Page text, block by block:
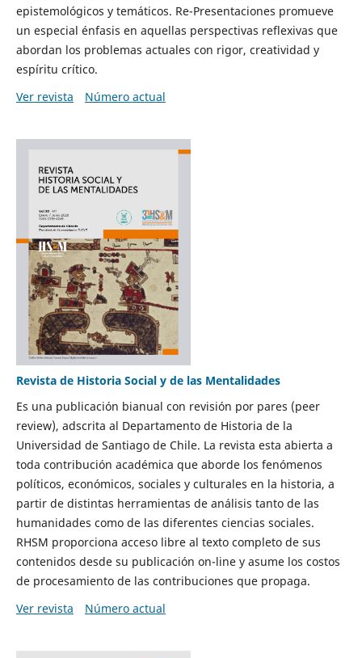
epistemológicos y temáticos. Re-Presentaciones promueve
un especial énfasis en aquellas perspectivas reflexivas que
abordan los problemas actuales con rigor, creatividad y
espíritu crítico.
Ver revista
Número actual
Revista de Historia Social y de las Mentalidades
Es una publicación bianual con revisión por pares (peer
review), adscrita al Departamento de Historia de la
Universidad de Santiago de Chile. La revista esta abierta a
toda contribución académica que aborde los fenómenos
políticos, económicos, sociales y culturales en la historia, a
partir de distintas herramientas de análisis tanto de las
humanidades como de las diferentes ciencias sociales.
RHSM proporciona acceso libre al texto completo de sus
contenidos desde su publicación on-line y asume los costos
de procesamiento de las contribuciones que propaga.
Ver revista
Número actual